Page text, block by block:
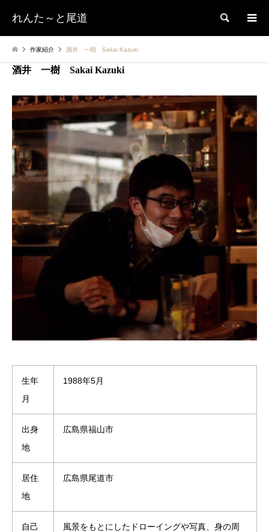
れんた～と尾道 検索
作家紹介 酒井 一樹 Sakai Kazuki
酒井 一樹 Sakai Kazuki
生年
月
1988年5月
出身
地
広島県福山市
居住
地
広島県尾道市
自己
風景をもとにしたドローイングや写真、身の周